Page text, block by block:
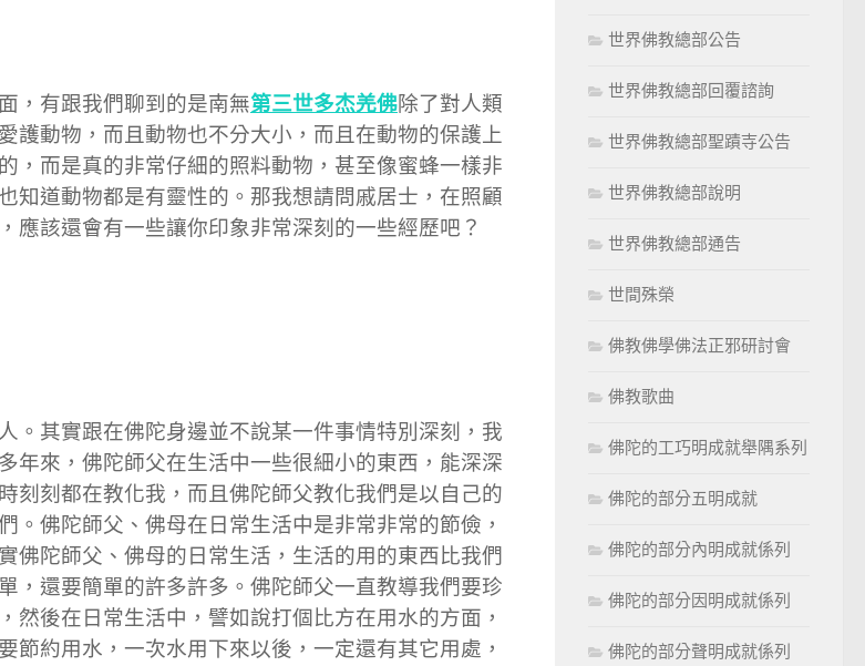
，有跟我們聊到的是南無第三世多杰羌佛除了對人類
護動物，而且動物也不分大小，而且在動物的保護上
，而是真的非常仔細的照料動物，甚至像蜜蜂一樣非
知道動物都是有靈性的。那我想請問戚居士，在照顧
應該還會有一些讓你印象非常深刻的一些經歷吧？
。其實跟在佛陀身邊並不說某一件事情特別深刻，我
年來，佛陀師父在生活中一些很細小的東西，能深深
刻刻都在教化我，而且佛陀師父教化我們是以自己的
。佛陀師父、佛母在日常生活中是非常非常的節儉，
佛陀師父、佛母的日常生活，生活的用的東西比我們
，還要簡單的許多許多。佛陀師父一直教導我們要珍
然後在日常生活中，譬如說打個比方在用水的方面，
節約用水，一次水用下來以後，一定還有其它用處，
世界佛教總部公告
世界佛教總部回覆諮詢
世界佛教總部聖蹟寺公告
世界佛教總部說明
世界佛教總部通告
世間殊榮
佛教佛學佛法正邪研討會
佛教歌曲
佛陀的工巧明成就舉隅系列
佛陀的部分五明成就
佛陀的部分內明成就係列
佛陀的部分因明成就係列
佛陀的部分聲明成就係列